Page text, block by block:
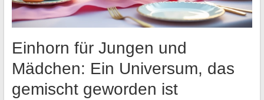
Einhorn für Jungen und
Mädchen: Ein Universum, das
gemischt geworden ist